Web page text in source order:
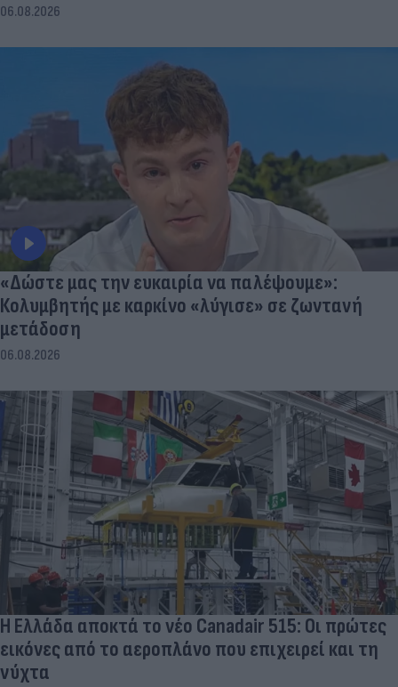
06.08.2026
«Δώστε μας την ευκαιρία να παλέψουμε»:
Κολυμβητής με καρκίνο «λύγισε» σε ζωντανή
μετάδοση
06.08.2026
Η Ελλάδα αποκτά το νέο Canadair 515: Οι πρώτες
εικόνες από το αεροπλάνο που επιχειρεί και τη
νύχτα